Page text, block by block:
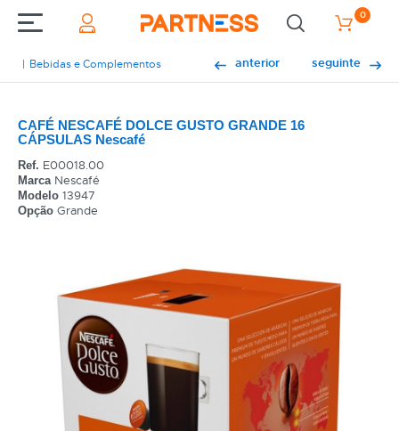
0
Bebidas e Complementos anterior seguinte
CAFÉ NESCAFÉ DOLCE GUSTO GRANDE 16
CÁPSULAS Nescafé
Ref. E00018.00
MarcaNescafé
Modelo 13947
Opção Grande